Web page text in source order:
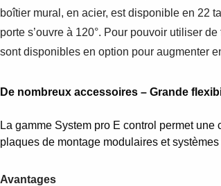
boîtier mural, en acier, est disponible en 22
porte s’ouvre à 120°. Pour pouvoir utiliser
sont disponibles en option pour augmenter
De nombreux accessoires – Grande
La gamme System pro E control permet
plaques de montage modulaires et
Avantages